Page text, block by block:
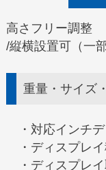
高さフリー調整
/縦横設置可（一
重量・サイズ
・対応インチ
・ディスプレ
・ディスプレ